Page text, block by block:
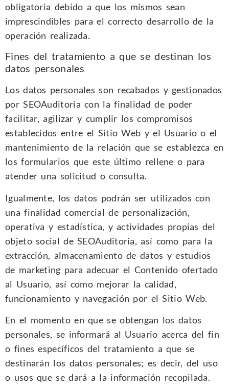
obligatoria debido a que los mismos sean
imprescindibles para el correcto desarrollo de la
operación realizada.
Fines del tratamiento a que se destinan los
datos personales
Los datos personales son recabados y gestionados
por SEOAuditoria con la finalidad de poder
facilitar, agilizar y cumplir los compromisos
establecidos entre el Sitio Web y el Usuario o el
mantenimiento de la relación que se establezca en
los formularios que este último rellene o para
atender una solicitud o consulta.
Igualmente, los datos podrán ser utilizados con
una finalidad comercial de personalización,
operativa y estadística, y actividades propias del
objeto social de SEOAuditoria, así como para la
extracción, almacenamiento de datos y estudios
de marketing para adecuar el Contenido ofertado
al Usuario, así como mejorar la calidad,
funcionamiento y navegación por el Sitio Web.
En el momento en que se obtengan los datos
personales, se informará al Usuario acerca del fin
o fines específicos del tratamiento a que se
destinarán los datos personales; es decir, del uso
o usos que se dará a la información recopilada.